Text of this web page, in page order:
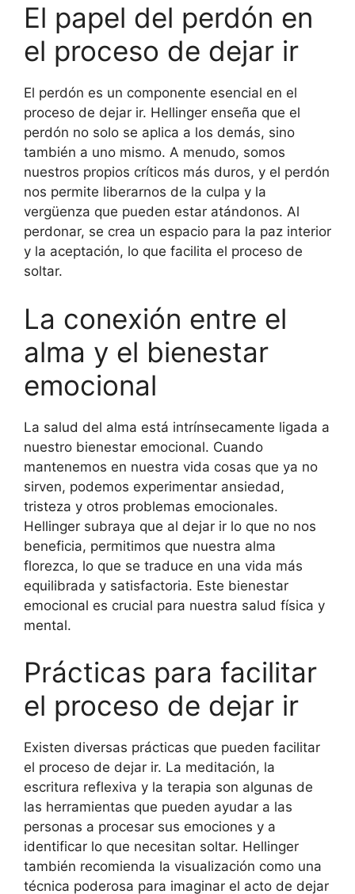
El papel del perdón en
el proceso de dejar ir
El perdón es un componente esencial en el
proceso de dejar ir. Hellinger enseña que el
perdón no solo se aplica a los demás, sino
también a uno mismo. A menudo, somos
nuestros propios críticos más duros, y el perdón
nos permite liberarnos de la culpa y la
vergüenza que pueden estar atándonos. Al
perdonar, se crea un espacio para la paz interior
y la aceptación, lo que facilita el proceso de
soltar.
La conexión entre el
alma y el bienestar
emocional
La salud del alma está intrínsecamente ligada a
nuestro bienestar emocional. Cuando
mantenemos en nuestra vida cosas que ya no
sirven, podemos experimentar ansiedad,
tristeza y otros problemas emocionales.
Hellinger subraya que al dejar ir lo que no nos
beneficia, permitimos que nuestra alma
florezca, lo que se traduce en una vida más
equilibrada y satisfactoria. Este bienestar
emocional es crucial para nuestra salud física y
mental.
Prácticas para facilitar
el proceso de dejar ir
Existen diversas prácticas que pueden facilitar
el proceso de dejar ir. La meditación, la
escritura reflexiva y la terapia son algunas de
las herramientas que pueden ayudar a las
personas a procesar sus emociones y a
identificar lo que necesitan soltar. Hellinger
también recomienda la visualización como una
técnica poderosa para imaginar el acto de dejar